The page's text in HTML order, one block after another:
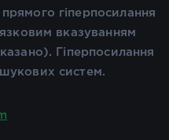
гіперпосилання
вказуванням
Гіперпосилання
систем.